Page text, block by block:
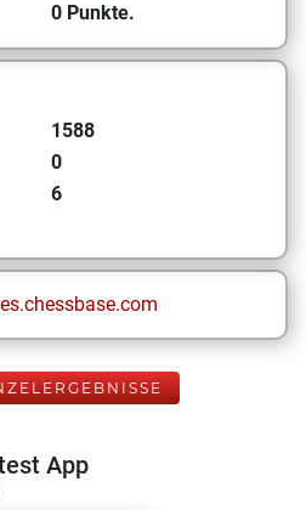
0 Punkte.
1588
0
6
App